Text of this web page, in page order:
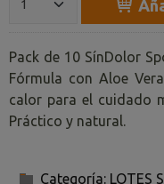
Pack de 10 SínDolor
Fórmula con Aloe
calor para el cuidado
Práctico y natural.
Categoría: LOTES